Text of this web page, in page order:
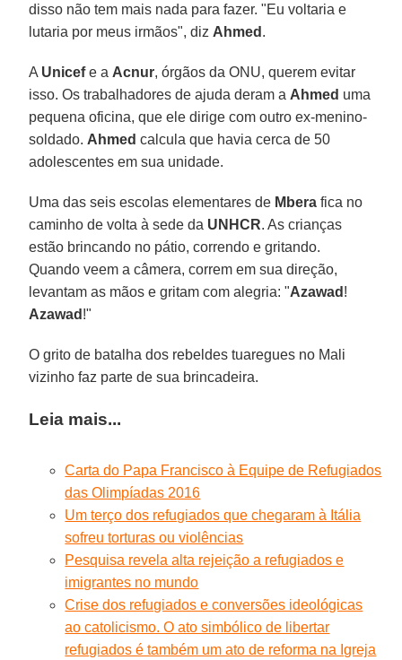
disso não tem mais nada para fazer. "Eu voltaria e
lutaria por meus irmãos", diz Ahmed .
A Unicefe a Acnur, órgãos da ONU, querem evitar
isso. Os trabalhadores de ajuda deram a Ahmed uma
pequena oficina, que ele dirige com outro ex-menino-
soldado. Ahmed calcula que havia cerca de 50
adolescentes em sua unidade.
Uma das seis escolas elementares de Mbera fica no
caminho de volta à sede da UNHCR. As crianças
estão brincando no pátio, correndo e gritando.
Quando veem a câmera, correm em sua direção,
levantam as mãos e gritam com alegria: "Azawad !
Azawad !"
O grito de batalha dos rebeldes tuaregues no Mali
vizinho faz parte de sua brincadeira.
Leia mais...
Carta do Papa Francisco à Equipe de Refugiados
das Olimpíadas 2016
Um terço dos refugiados que chegaram à Itália
sofreu torturas ou violências
Pesquisa revela alta rejeição a refugiados e
imigrantes no mundo
Crise dos refugiados e conversões ideológicas
ao catolicismo. O ato simbólico de libertar
refugiados é também um ato de reforma na Igreja